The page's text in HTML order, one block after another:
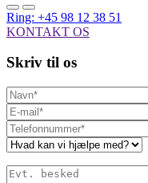
Ring: +45 98 12 38 51
KONTAKT OS
Skriv til os